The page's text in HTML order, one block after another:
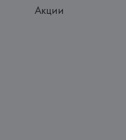
Акции